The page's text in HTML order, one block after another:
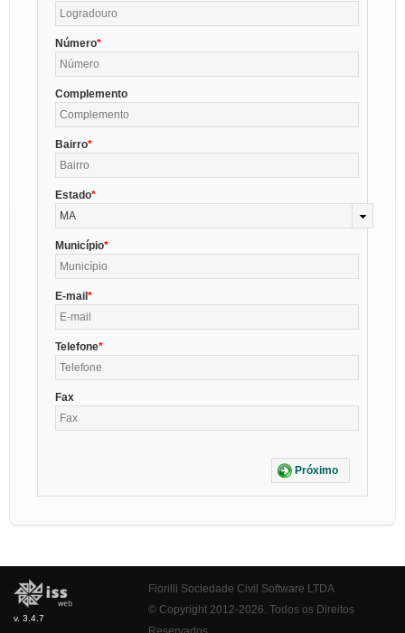
Número
Complemento
Bairro
Estado
MA
Município
E-mail
Telefone
Fax
Próximo
v. 3.4.7
Fiorilli Sociedade Civil Software LTDA
© Copyright 2012-2026. Todos os Direitos